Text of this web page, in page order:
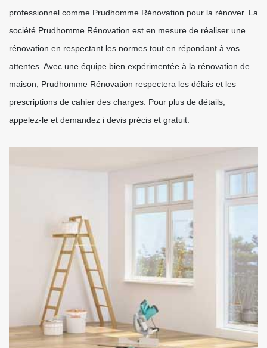
professionnel comme Prudhomme Rénovation pour la rénover. La
société Prudhomme Rénovation est en mesure de réaliser une
rénovation en respectant les normes tout en répondant à vos
attentes. Avec une équipe bien expérimentée à la rénovation de
maison, Prudhomme Rénovation respectera les délais et les
prescriptions de cahier des charges. Pour plus de détails,
appelez-le et demandez i devis précis et gratuit.